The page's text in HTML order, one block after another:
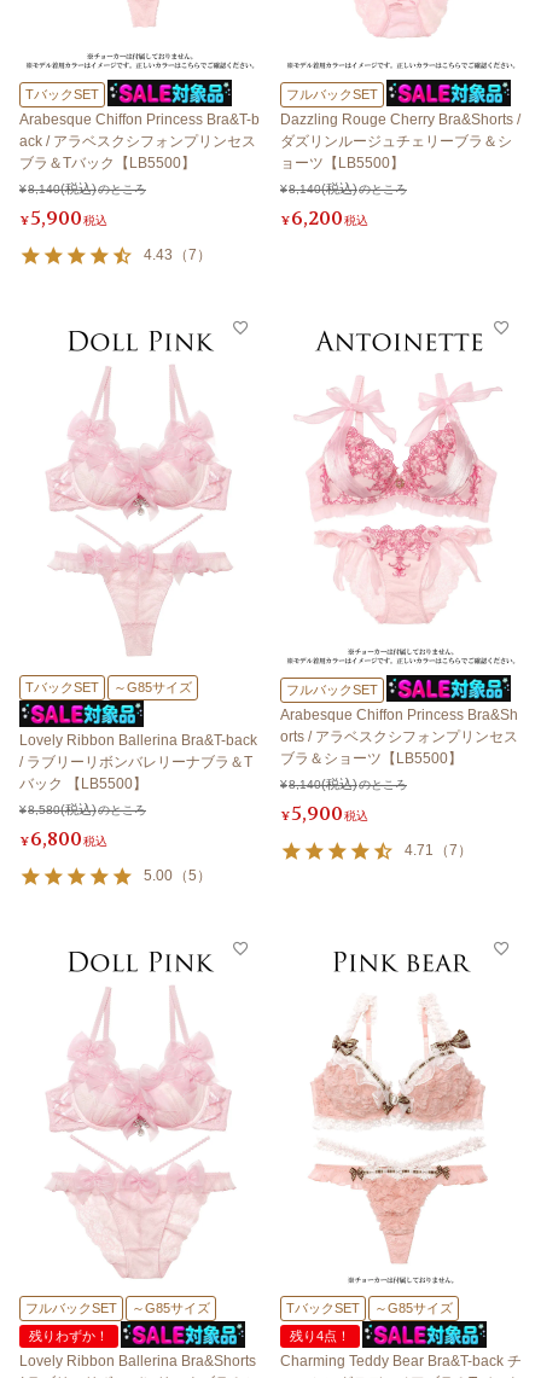
TバックSET
Arabesque Chiffon Princess Bra&T-b
ack / アラベスクシフォンプリンセス
ブラ＆Tバック【LB5500】
¥8,140 のところ
¥5,900税込
4.43 （7 ）
フルバックSET
Dazzling Rouge Cherry Bra&Shorts /
ダズリンルージュチェリーブラ＆シ
ョーツ【LB5500】
¥8,140 のところ
¥6,200税込
TバックSET ～G85サイズ
Lovely Ribbon Ballerina Bra&T-back
/ ラブリーリボンバレリーナブラ＆T
バック 【LB5500】
¥8,580 のところ
¥6,800税込
5.00 （5 ）
フルバックSET
Arabesque Chiffon Princess Bra&Sh
orts / アラベスクシフォンプリンセス
ブラ＆ショーツ【LB5500】
¥8,140 のところ
¥5,900税込
4.71 （7 ）
フルバックSET
～G85サイズ
残りわずか！
Lovely Ribbon Ballerina Bra&Shorts
TバックSET
～G85サイズ
残り4点！
Charming Teddy Bear Bra&T-back チ